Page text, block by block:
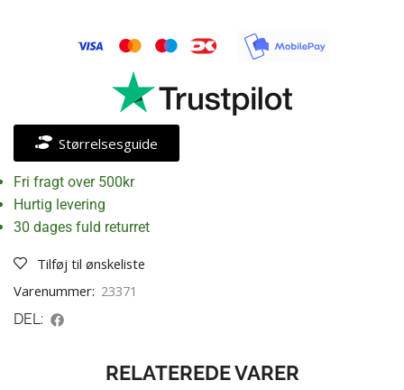
Størrelsesguide
Fri fragt over 500kr
Hurtig levering
30 dages fuld returret
Tilføj til ønskeliste
Varenummer: 23371
DEL:
RELATEREDE VARER